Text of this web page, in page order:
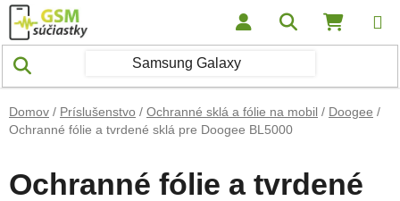
Prejsť na obsah Hľadať
Domov / Príslušenstvo / Ochranné sklá a fólie na mobil / Doogee /
Ochranné fólie a tvrdené sklá pre Doogee BL5000
Ochranné fólie a tvrdené